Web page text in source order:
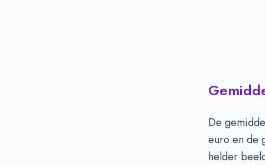
De
euro en de
helder